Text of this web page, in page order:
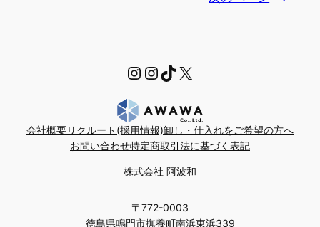
https://
Instagram
TikTok
X
会社概要リクルート(採用情報)卸し・仕入れをご希望の方へ
お問い合わせ特定商取引法に基づく表記
株式会社 阿波和
〒772-0003
徳島県鳴門市撫養町南浜東浜339